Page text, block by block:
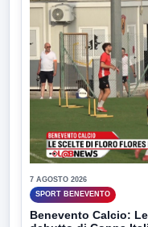
7 AGOSTO 2026
SPORT BENEVENTO
Benevento Calcio: